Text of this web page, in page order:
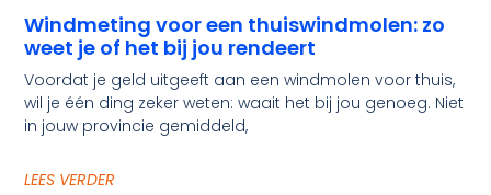
Windmeting voor een thuiswindmolen: zo
weet je of het bij jou rendeert
Voordat je geld uitgeeft aan een windmolen voor thuis,
wil je één ding zeker weten: waait het bij jou genoeg. Niet
in jouw provincie gemiddeld,
LEES VERDER